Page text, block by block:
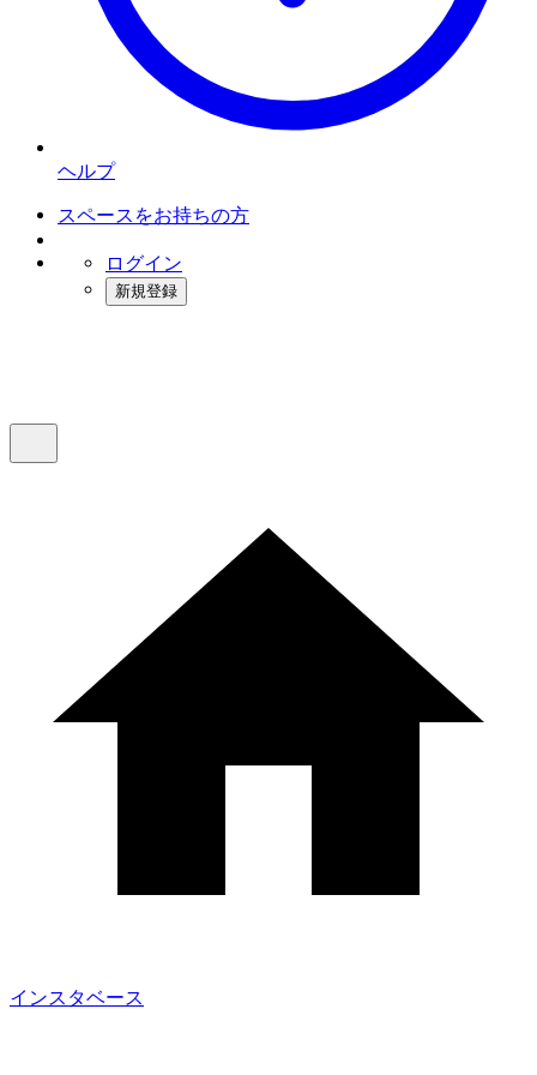
ヘルプ
スペースをお持ちの方
ログイン
新規登録
インスタベース